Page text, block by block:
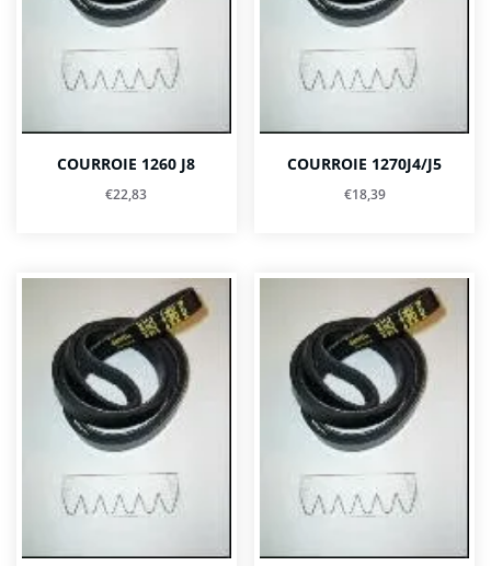
COURROIE 1260 J8
€22,83
COURROIE 1270J4/J5
€18,39